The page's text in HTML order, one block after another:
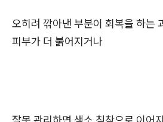
오히려 깎아낸 부분이 회복을 하는
피부가 더 붉어지거나